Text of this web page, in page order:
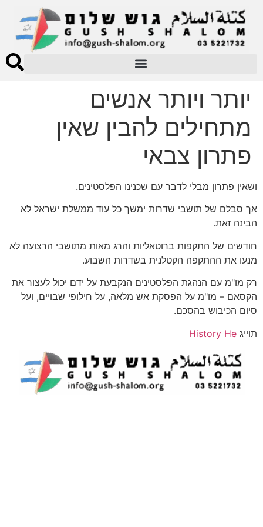
יותר ויותר אנשים
מתחילים להבין שאין
פתרון צבאי
ושאין פתרון מבלי לדבר עם שכנינו הפלסטינים.
אך סבלם של תושבי שדרות ימשך כל עוד ממשלת ישראל לא
הבינה זאת.
חודשים של התקפות ברוטאליות והרג מאות מתושבי הרצועה לא
מנעו את ההתקפה הקטלנית בשדרות השבוע.
רק מו"מ עם הנהגת הפלסטינים הנקבעת על ידם יכול לעצור את
הקסאם – מו"מ על הפסקת אש מלאה, על חילופי שבויים, ועל
סיום הכיבוש בהסכם.
תוייג History He